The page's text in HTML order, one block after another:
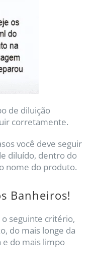
de diluição
corretamente.
você deve seguir
diluído, dentro do
nome do produto.
Banheiros!
seguinte critério,
do mais longe da
e do mais limpo